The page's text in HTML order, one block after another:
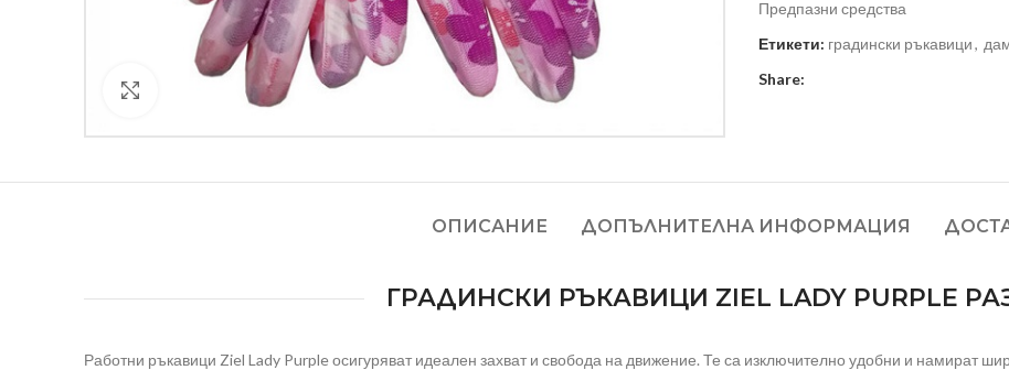
Кликнете за уголемяване
Предпазни средства
Етикети: градински ръкавици,
Share:
ОПИСАНИЕ ДОПЪЛНИТЕЛНА ИНФОРМАЦИЯ
ГРАДИНСКИ РЪКАВИЦИ ZIEL LADY PURPLE
Работни ръкавици Ziel Lady Purple осигуряват идеален захват и свобода на движение. Те са изключително удобни и намират